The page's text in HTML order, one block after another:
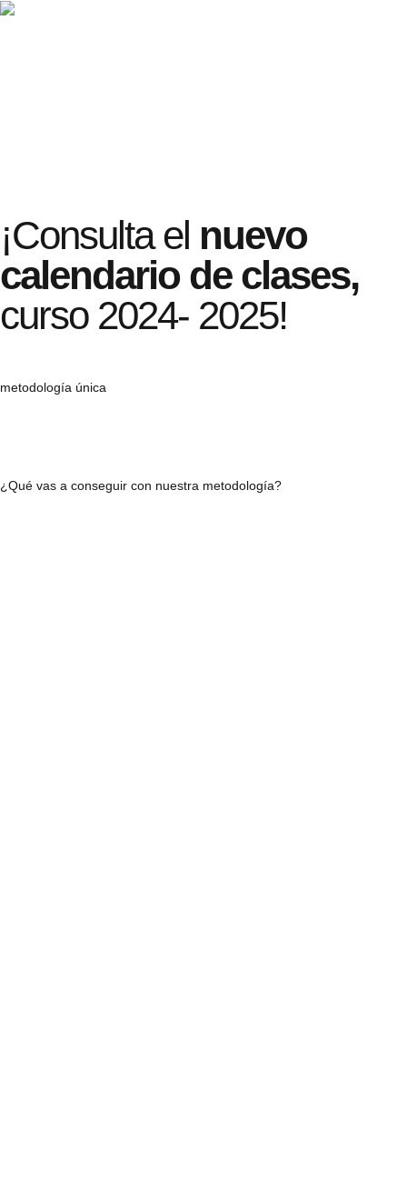
¡Consulta el nuevo
calendario de clases,
curso 2024- 2025!
metodología única
¿Qué vas a conseguir con nuestra metodología?